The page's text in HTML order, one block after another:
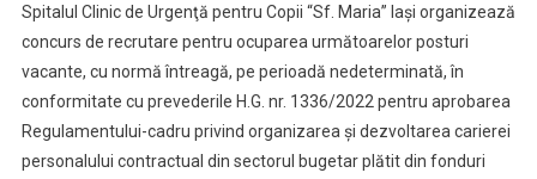
Spitalul Clinic de Urgenţă pentru Copii “Sf. Maria” Iaşi organizează
concurs de recrutare pentru ocuparea următoarelor posturi
vacante, cu normă întreagă, pe perioadă nedeterminată, în
conformitate cu prevederile H.G. nr. 1336/2022 pentru aprobarea
Regulamentului-cadru privind organizarea şi dezvoltarea carierei
personalului contractual din sectorul bugetar plătit din fonduri